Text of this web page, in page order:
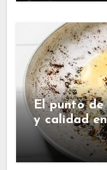
El punto de
y calidad